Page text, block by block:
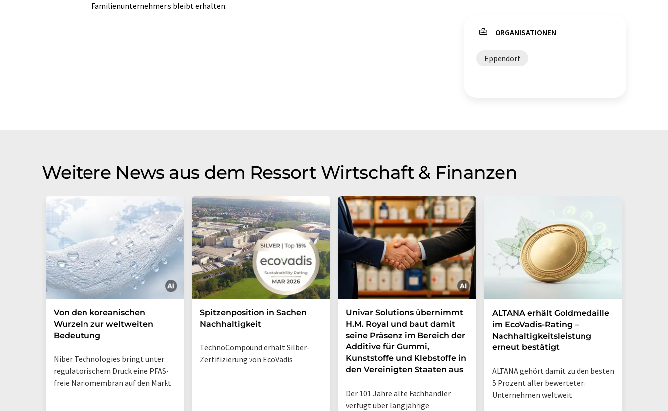
Familienunternehmens bleibt erhalten.
ORGANISATIONEN
Eppendorf
Weitere News aus dem Ressort Wirtschaft & Finanzen
Von den koreanischen
Wurzeln zur weltweiten
Bedeutung
Niber Technologies bringt unter
regulatorischem Druck eine PFAS-
freie Nanomembran auf den Markt
Spitzenposition in Sachen
Nachhaltigkeit
TechnoCompound erhält Silber-
Zertifizierung von EcoVadis
Univar Solutions übernimmt
H.M. Royal und baut damit
seine Präsenz im Bereich der
Additive für Gummi,
Kunststoffe und Klebstoffe in
den Vereinigten Staaten aus
Der 101 Jahre alte Fachhändler
verfügt über langjährige
ALTANA erhält Goldmedaille
im EcoVadis-Rating –
Nachhaltigkeitsleistung
erneut bestätigt
ALTANA gehört damit zu den besten
5 Prozent aller bewerteten
Unternehmen weltweit